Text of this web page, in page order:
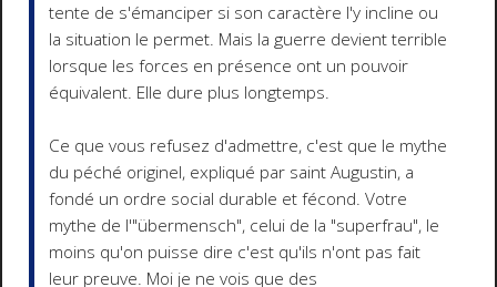
tente de s'émanciper si son caractère l'y incline ou
la situation le permet. Mais la guerre devient terrible
lorsque les forces en présence ont un pouvoir
équivalent. Elle dure plus longtemps.
Ce que vous refusez d'admettre, c'est que le mythe
du péché originel, expliqué par saint Augustin, a
fondé un ordre social durable et fécond. Votre
mythe de l'"übermensch", celui de la "superfrau", le
moins qu'on puisse dire c'est qu'ils n'ont pas fait
leur preuve. Moi je ne vois que des